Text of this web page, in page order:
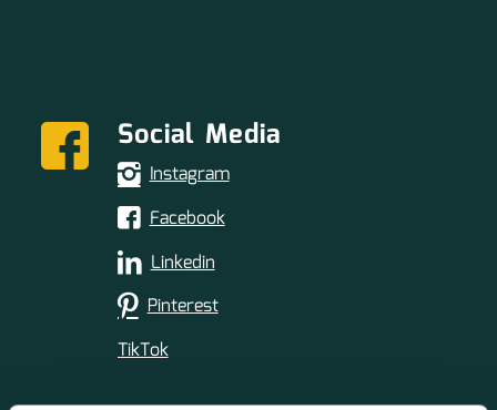
Social Media
Instagram
Facebook
Linkedin
Pinterest
TikTok